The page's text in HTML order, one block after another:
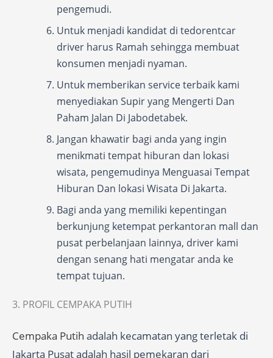
pengemudi.
Untuk menjadi kandidat di tedorentcar
driver harus Ramah sehingga membuat
konsumen menjadi nyaman.
Untuk memberikan service terbaik kami
menyediakan Supir yang Mengerti Dan
Paham Jalan Di Jabodetabek.
Jangan khawatir bagi anda yang ingin
menikmati tempat hiburan dan lokasi
wisata, pengemudinya Menguasai Tempat
Hiburan Dan lokasi Wisata Di Jakarta.
Bagi anda yang memiliki kepentingan
berkunjung ketempat perkantoran mall dan
pusat perbelanjaan lainnya, driver kami
dengan senang hati mengatar anda ke
tempat tujuan.
3. PROFIL CEMPAKA PUTIH
Cempaka Putih adalah kecamatan yang terletak di
Jakarta Pusat adalah hasil pemekaran dari